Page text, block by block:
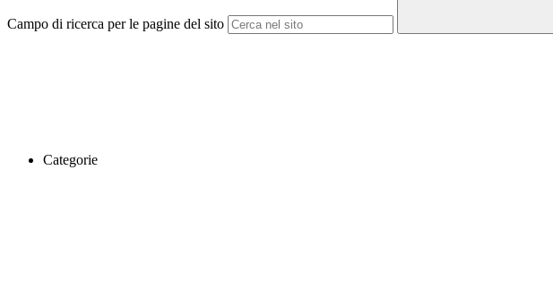
Campo di ricerca per le pagine del sito
Categorie